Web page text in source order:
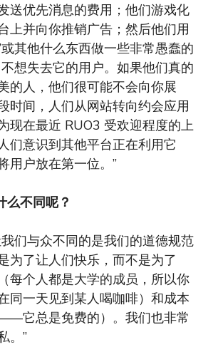
送优先消息的费用；他们游戏化
上并向你推销广告；然后他们用
或其他什么东西做一些非常愚蠢的
想失去它的用户。如果他们真的
的人，他们很可能不会向你展
时间，人们从网站转向约会应用
现在最近 RUO3 受欢迎程度的上
们意识到其他平台正在利用它
用户放在第一位。”
么不同呢？
们与众不同的是我们的道德规范
为了让人们快乐，而不是为了
每个人都是大学的成员，所以你
同一天见到某人喝咖啡）和成本
——它总是免费的）。我们也非常
。”